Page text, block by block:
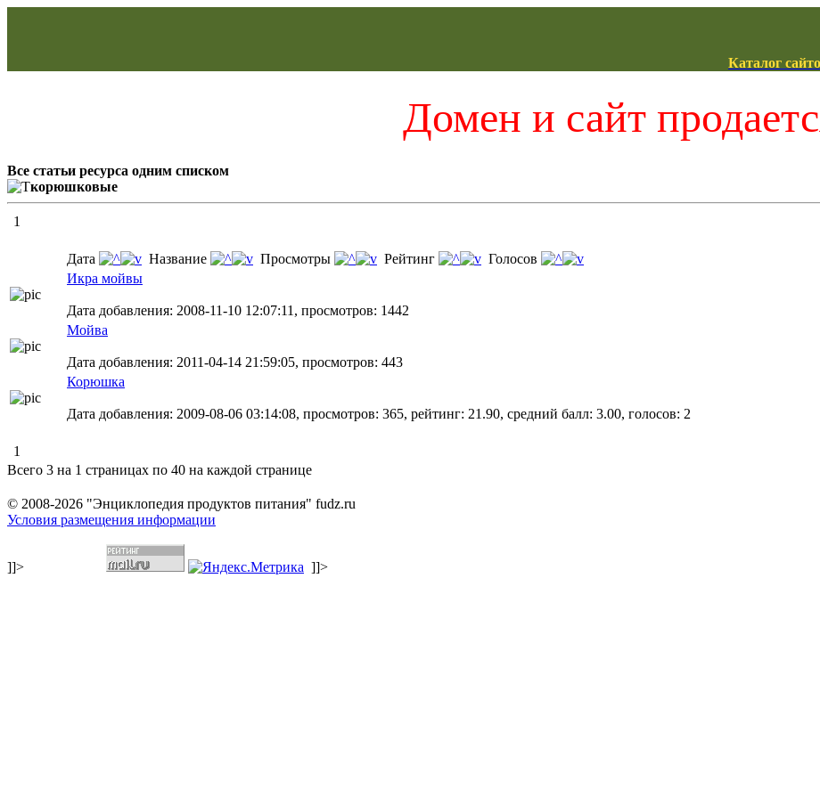
Каталог
Домен и сайт
Все статьи ресурса одним списком
корюшковые
1
Дата Название Просмотры Рейтинг
Голосов
Икра мойвы
Дата добавления: 2008-11-10 12:07:11, просмотров: 1442
Мойва
Дата добавления: 2011-04-14 21:59:05, просмотров: 443
Корюшка
Дата добавления: 2009-08-06 03:14:08, просмотров: 365, рейтинг: 21.90, средний балл: 3.00, голосов: 2
1
Всего 3 на 1 страницах по 40 на каждой странице
© 2008-2026 "Энциклопедия продуктов питания" fudz.ru
Условия размещения информации
]]> ]]>